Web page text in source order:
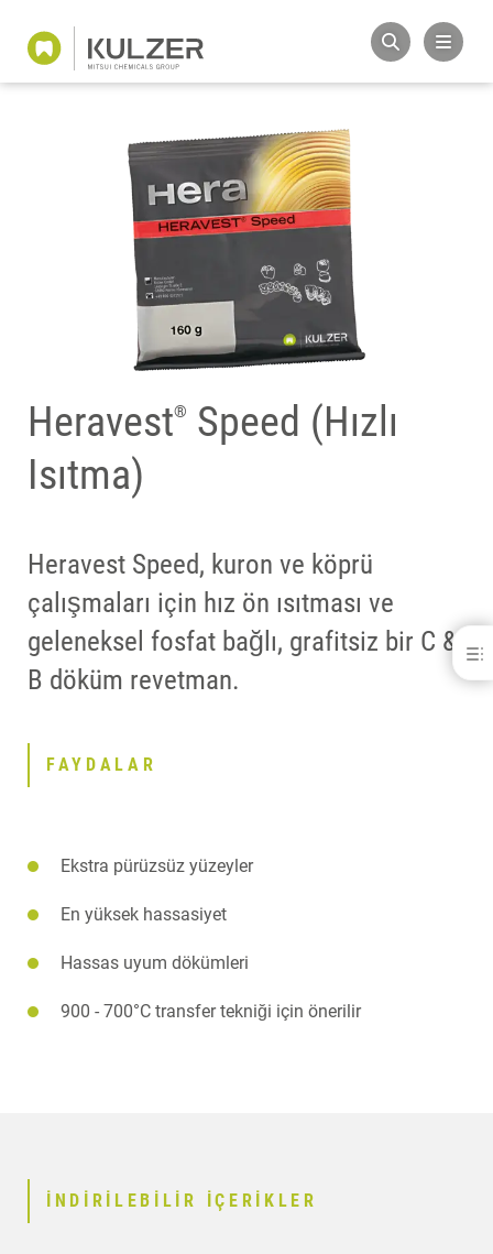
Heravest® Speed (Hızlı Isıtma)
Heravest®
Speed (Hızlı
Isıtma)
Heravest Speed, kuron ve köprü
çalışmaları için hız ön ısıtması ve
geleneksel fosfat bağlı, grafitsiz bir C &
B döküm revetman.
FAYDALAR
Ekstra pürüzsüz yüzeyler
En yüksek hassasiyet
Hassas uyum dökümleri
900 - 700°C transfer tekniği için önerilir
İNDIRILEBILIR IÇERIKLER